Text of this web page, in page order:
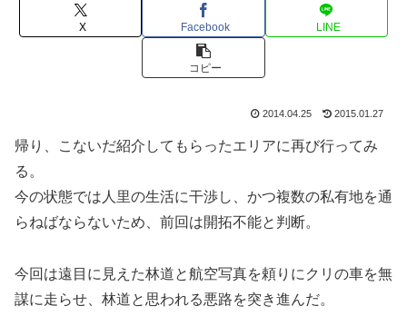
X Facebook LINE
コピー
2014.04.25 2015.01.27
帰り、こないだ紹介してもらったエリアに再び行ってみ
る。
今の状態では人里の生活に干渉し、かつ複数の私有地を通
らねばならないため、前回は開拓不能と判断。
今回は遠目に見えた林道と航空写真を頼りにクリの車を無
謀に走らせ、林道と思われる悪路を突き進んだ。